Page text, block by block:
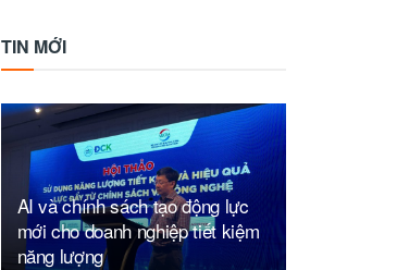
TIN MỚI
AI và chính sách tạo động lực
mới cho doanh nghiệp tiết kiệm
năng lượng